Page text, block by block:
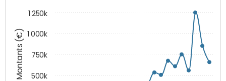
Montants (€) 500k
750k
1 000k
1 250k